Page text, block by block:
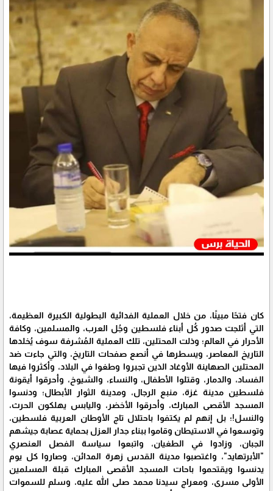
كان فتحًا مبينًا، من خلال العملية الفدائية البطولية الكبيرة العظيمة،
التي أثلجت صدور كُل أبناء فلسطين وجُل العرب، والمسلمين، وكافة
الأحرار في العالم؛ وذلت المحتلين، تلك العملية المُشرفة سوف يُخلدها
التاريخ المعاصر، ويسطرها في أنصع صفحات التاريخ، والتي جاءت ضد
المحتلين الصهاينة الأوغاد الذين تجبروا وطغوا في البلاد، وأكثروا فيها
الفساد، والدمار، وقتلوا الأطفال، والنساء، والشيوخ، وأحرقوا أيقونة
فلسطين مدينة غزة، منبع الرجال، ومدينة الثوار الأبطال؛ ودنسوا
المسجد الأقصى المبارك، وأحرقوا الأخضر، واليابس يهلكون الحرث،
والنسل!؛ بل إنهم لم يكتفوا باحتلال تاج الأوطان العربية فلسطين،
وتوسعوا في الاستيطان وقاموا ببناء جدار العزل بحماية عصابة جيشهم
الجبان، وزادوا في الطغيان، واتبعوا سياسة الفصل العنصري
"الأبرتهايد"، واغتصبوا مدينة القدس زهرة المدائن، وصاروا كل يوم
يدنسوا ويقتحموا باحات المسجد الأقصى المبارك قبلة المسلمين
الأولى مسرى، ومعراج سيدنا محمد صلى الله عليه، وسلم للسموات